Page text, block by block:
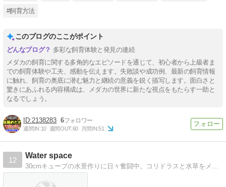
#飼育方法
このブログのここがポイント
多彩な飼育体験と発見の連続
メダカの飼育に関する多角的なエピソードを通じて、初心者から上級者ま
での飼育体験や工夫、感動を伝えます。失敗談や成功例、最新の飼育情報
に触れ、飼育の奥底に潜む魅力と継続の意義を鋭く描写します。面白さと
驚きにあふれる内容構成は、メダカの世界に新たな視点をもたらす一助と
なるでしょう。
2138283 6
週間IN:10 週間OUT:60 月間IN:51
12
Water space